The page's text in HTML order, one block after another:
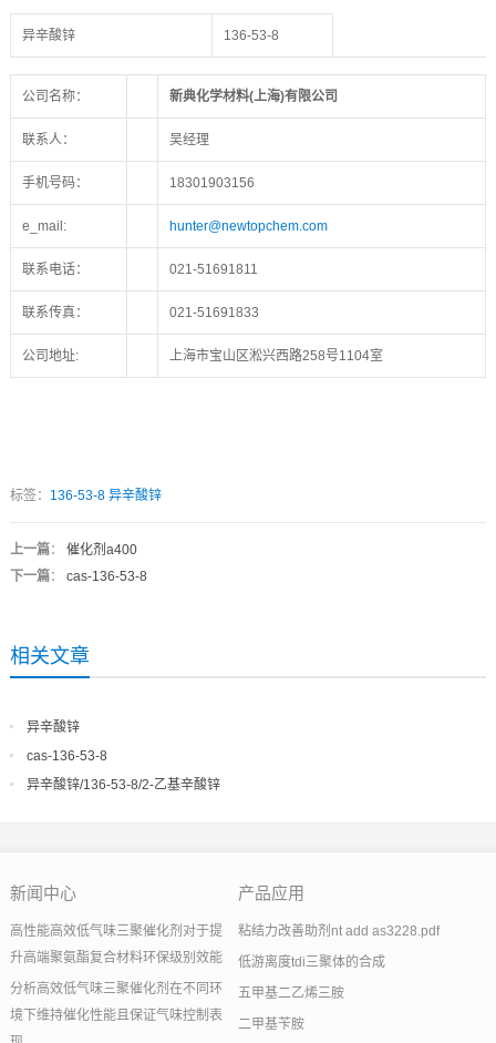
异辛酸锌 136-53-8
公司名称： 新典化学材料(上海)有限公司
联系人： 吴经理
手机号码： 18301903156
e_mail: hunter@newtopchem.com
联系电话： 021-51691811
联系传真： 021-51691833
公司地址: 上海市宝山区淞兴西路258号1104室
标签： 136-53-8 异辛酸锌
上一篇： 催化剂a400
下一篇： cas-136-53-8
相关文章
异辛酸锌
cas-136-53-8
异辛酸锌/136-53-8/2-乙基辛酸锌
新闻中心
高性能高效低气味三聚催化剂对于提
升高端聚氨酯复合材料环保级别效能
分析高效低气味三聚催化剂在不同环
境下维持催化性能且保证气味控制表
产品应用
粘结力改善助剂nt add as3228.pdf
低游离度tdi三聚体的合成
五甲基二乙烯三胺
二甲基苄胺